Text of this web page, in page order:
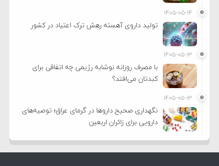
۱۴۰۵-۰۵-۱۴
تولید داروی آهسته رهش ترک اعتیاد در کشور
۱۴۰۵-۰۵-۱۳
با مصرف روزانه نوشابه رژیمی چه اتفاقی برای
کبدتان می‌افتد؟
۱۴۰۵-۰۵-۱۳
نگهداری صحیح داروها در گرمای عراق؛ توصیه‌های
دارویی برای زائران اربعین